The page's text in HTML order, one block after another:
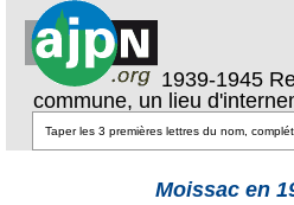
1939-1945
commune, un lieu
Moissac en